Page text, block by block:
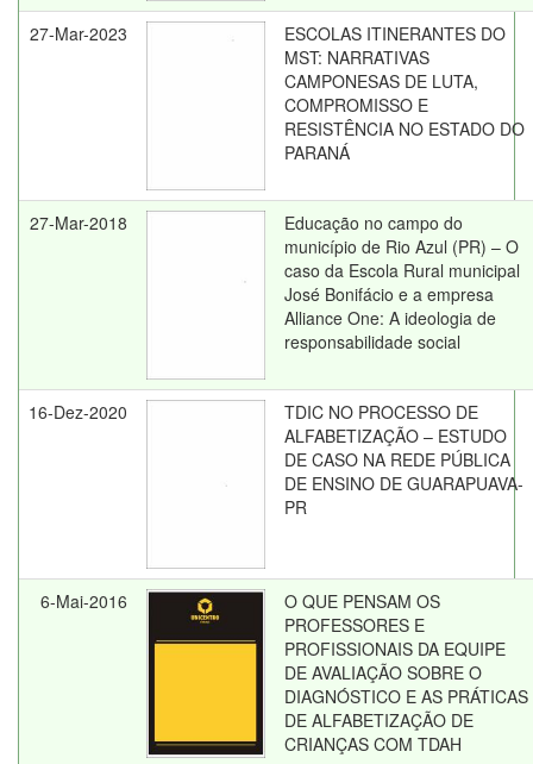
27-Mar-2023
ESCOLAS ITINERANTES DO
MST: NARRATIVAS
CAMPONESAS DE LUTA,
COMPROMISSO E
RESISTÊNCIA NO ESTADO DO
PARANÁ
27-Mar-2018
Educação no campo do
município de Rio Azul (PR) – O
caso da Escola Rural municipal
José Bonifácio e a empresa
Alliance One: A ideologia de
responsabilidade social
16-Dez-2020
TDIC NO PROCESSO DE
ALFABETIZAÇÃO – ESTUDO
DE CASO NA REDE PÚBLICA
DE ENSINO DE GUARAPUAVA-
PR
6-Mai-2016
O QUE PENSAM OS
PROFESSORES E
PROFISSIONAIS DA EQUIPE
DE AVALIAÇÃO SOBRE O
DIAGNÓSTICO E AS PRÁTICAS
DE ALFABETIZAÇÃO DE
CRIANÇAS COM TDAH